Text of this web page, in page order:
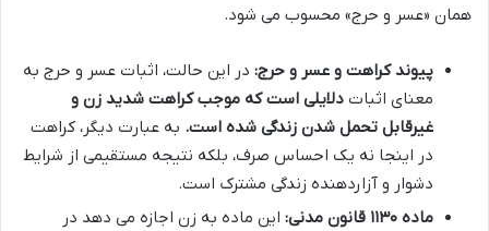
همان «عسر و حرج» محسوب می شود.
پیوند کراهت و عسر و حرج: در این حالت، اثبات عسر و حرج به
معنای اثبات دلایلی است که موجب کراهت شدید زن و
غیرقابل تحمل شدن زندگی شده است. به عبارت دیگر، کراهت
در اینجا نه یک احساس صرف، بلکه نتیجه مستقیمی از شرایط
دشوار و آزاردهنده زندگی مشترک است.
ماده ۱۱۳۰ قانون مدنی:
این ماده به زن اجازه می دهد در